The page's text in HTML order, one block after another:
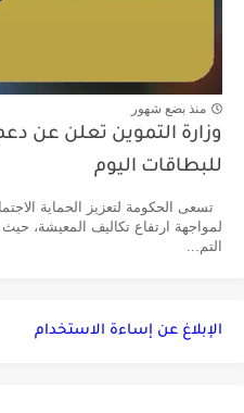
منذ بضع شهور
للبطاقات اليوم
تسعى الحكومة لتعزيز الحماية
لمواجهة ارتفاع تكاليف المعيشة،
التم...
الإبلاغ عن إساءة الاستخدام